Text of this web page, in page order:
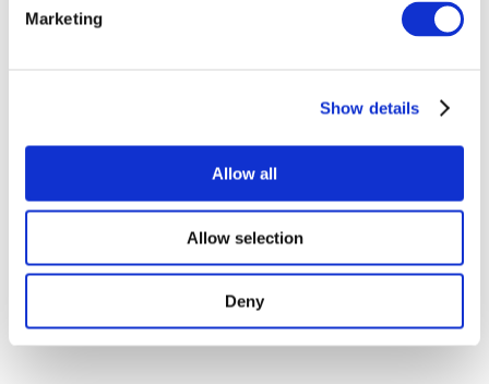
Marketing
Show details
Allow all
Allow selection
Deny
Без поджанра
Применить